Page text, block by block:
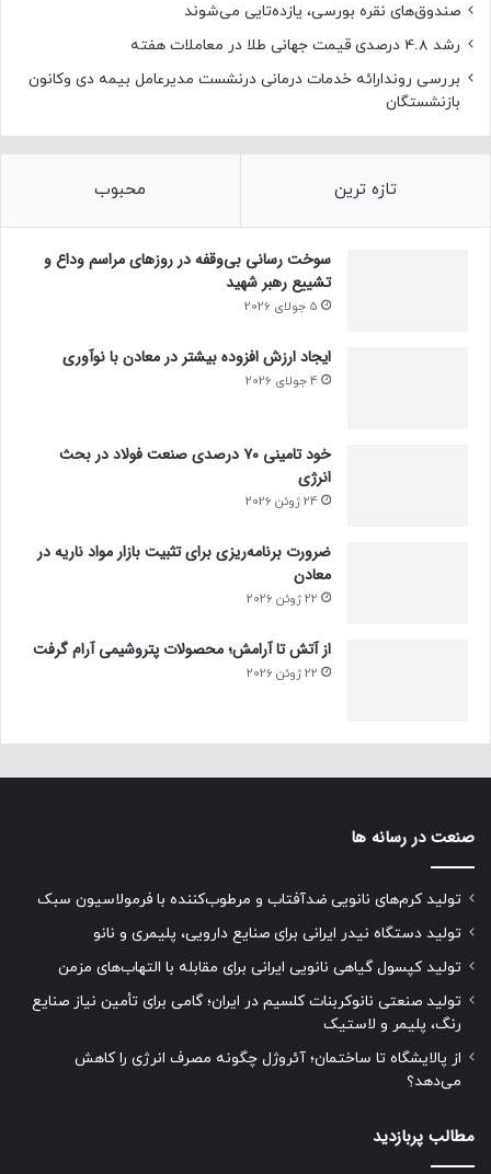
صندوق‌های نقره بورسی، یازده‌تایی می‌شوند
رشد 4.8 درصدی قیمت جهانی طلا در معاملات هفته
بررسی روندارائه خدمات درمانی درنشست مدیرعامل بیمه دی وکانون
بازنشستگان
تازه ترین محبوب
سوخت رسانی بی‌وقفه در روز‌های مراسم وداع و
تشییع رهبر شهید
5 جولای 2026
ایجاد ارزش افزوده بیشتر در معادن با نوآوری
4 جولای 2026
خود تامینی ۷۰ درصدی صنعت فولاد در بحث
انرژی
24 ژوئن 2026
ضرورت برنامه‌ریزی برای تثبیت بازار مواد ناریه در
معادن
22 ژوئن 2026
از آتش تا آرامش؛ محصولات پتروشیمی آرام گرفت
22 ژوئن 2026
صنعت در رسانه ها
تولید کرم‌های نانویی ضدآفتاب و مرطوب‌کننده با فرمولاسیون سبک
تولید دستگاه نیدر ایرانی برای صنایع دارویی، پلیمری و نانو
تولید کپسول گیاهی نانویی ایرانی برای مقابله با التهاب‌های مزمن
تولید صنعتی نانوکربنات کلسیم در ایران؛ گامی برای تأمین نیاز صنایع
رنگ، پلیمر و لاستیک
از پالایشگاه تا ساختمان؛ آئروژل چگونه مصرف انرژی را کاهش
می‌دهد؟
مطالب پربازدید